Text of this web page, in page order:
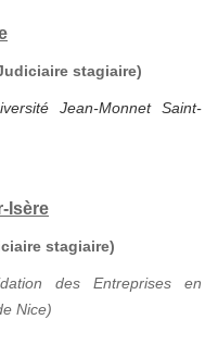
stagiaire)
Jean-Monnet Saint-
Isère
stagiaire)
des Entreprises en
Nice)